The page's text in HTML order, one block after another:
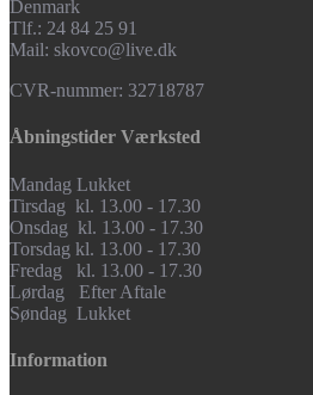
Denmark
Tlf.: 24 84 25 91
Mail: skovco@live.dk
CVR-nummer: 32718787
Åbningstider Værksted
Mandag Lukket
Tirsdag kl. 13.00 - 17.30
Onsdag kl. 13.00 - 17.30
Torsdag kl. 13.00 - 17.30
Fredag kl. 13.00 - 17.30
Lørdag Efter Aftale
Søndag Lukket
Information